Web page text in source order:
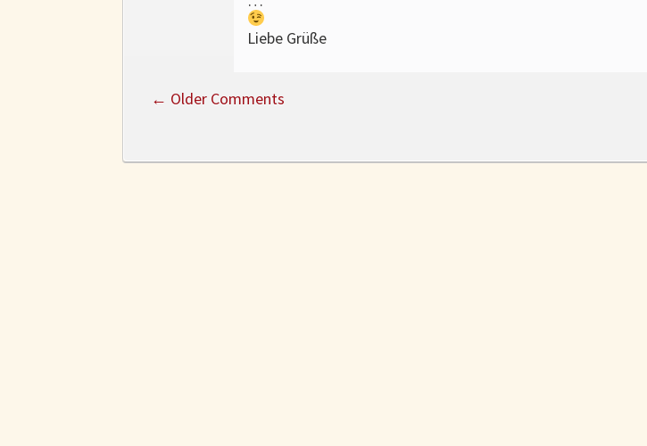
Liebe Grüße
← Older Comments